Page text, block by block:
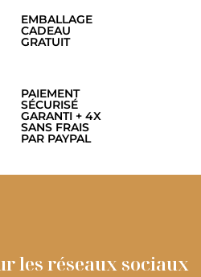
EMBALLAGE
CADEAU
GRATUIT
PAIEMENT
SÉCURISÉ
GARANTI + 4X
SANS FRAIS
PAR PAYPAL
les réseaux sociaux